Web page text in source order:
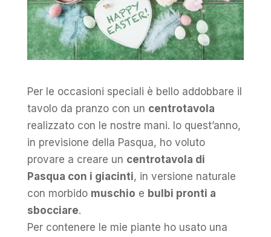
Per le occasioni speciali è bello addobbare il
tavolo da pranzo con un centrotavola
realizzato con le nostre mani. Io quest’anno,
in previsione della Pasqua, ho voluto
provare a creare un centrotavola di
Pasqua con i giacinti, in versione naturale
con morbido muschio e bulbi pronti a
sbocciare.
Per contenere le mie piante ho usato una